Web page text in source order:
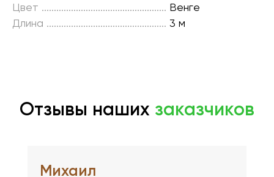
Цвет ................................................... Венге
Длина ................................................. 3 м
Отзывы наших заказчиков
Михаил
1
С террасной доской